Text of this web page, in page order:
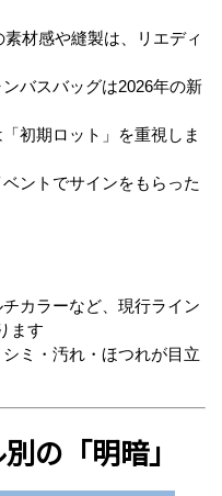
素材感や縫製は、リエディ
バスバッグは2026年の新
初期ロット」を重視しま
ントでサインをもらった
チカラーなど、現行ライン
ます
ミ・汚れ・ほつれが目立
の「明暗」